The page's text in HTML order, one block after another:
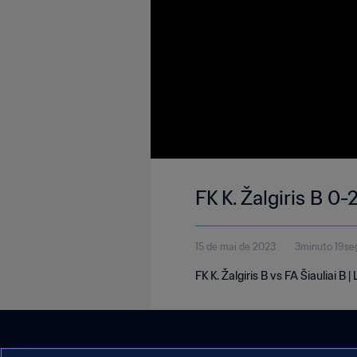
FK K. Žalgiris B
15 de mai de 2023 3minuto
FK K. Žalgiris B vs FA Šiauliai B